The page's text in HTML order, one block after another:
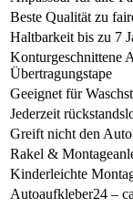
Beste Qualität zu
Haltbarkeit bis zu 7
Konturgeschnittene
Übertragungstape
Geeignet für
Jederzeit
Greift nicht den
Rakel &
Kinderleichte
Autoaufkleber24 –